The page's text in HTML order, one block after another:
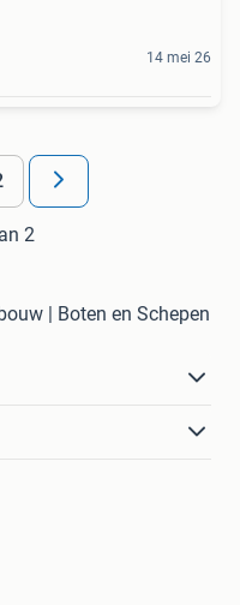
14 mei 26
2
| Boten en Schepen